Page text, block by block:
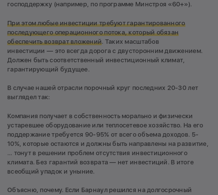
господдержку (например, по программе Минстроя «60+»).
При этом любые инвестиции требуют гарантированного
последующего операционного потока, который обязан
обеспечить возврат вложений. Таких масштабов
инвестиции — это всегда дорога с двусторонним движением.
Должен быть соответственный инвестиционный климат,
гарантирующий будущее.
В случае нашей отрасли порочный круг последних 20-30 лет
выглядел так:
Компания получает в собственность морально и физически
устаревшее оборудование или теплосетевое хозяйство. На его
поддержание требуется 90-95% от всего объема доходов. 5-
10%, которые остаются и должны быть направлены на развитие,
… тонут в решении проблем отсутствия инвестиционного
климата. Без гарантий возврата — нет инвестиций. В итоге
всеобщий упадок и уныние.
Объясню, почему. Если Барнаул решился на долгосрочный